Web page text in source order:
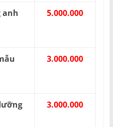
anh
5.000.000
3.000.000
3.000.000